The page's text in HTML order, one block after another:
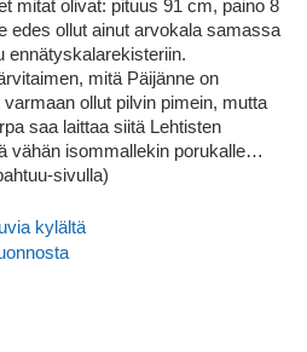
mitat olivat: pituus 91 cm, paino 8
edes ollut ainut arvokala samassa
ennätyskalarekisteriin.
mitä Päijänne on
ollut pilvin pimein, mutta
saa laittaa siitä Lehtisten
vähän isommallekin porukalle…
sivulla)
kylältä